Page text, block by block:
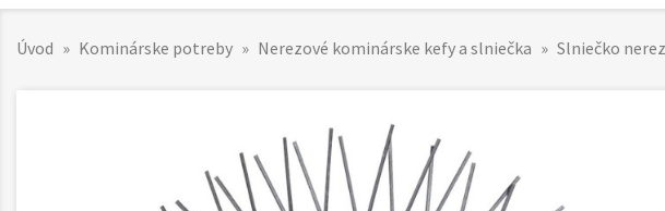
Úvod Kominárske potreby Nerezové kominárske kefy a slniečka Slniečko